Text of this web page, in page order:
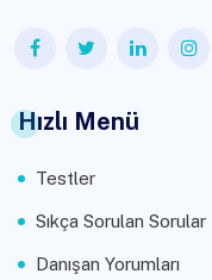
Hızlı Menü
Testler
Sıkça Sorulan Sorular
Danışan Yorumları